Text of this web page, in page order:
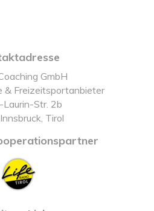
GmbH
& Freizeitsportanbieter
Laurin-Str. 2b
Tirol